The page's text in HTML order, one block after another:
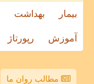
بیمار بهداشت
آموزش رپورتاژ
مطالب روان ما